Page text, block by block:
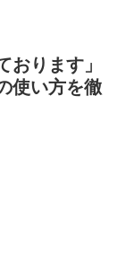
おります」
使い方を徹